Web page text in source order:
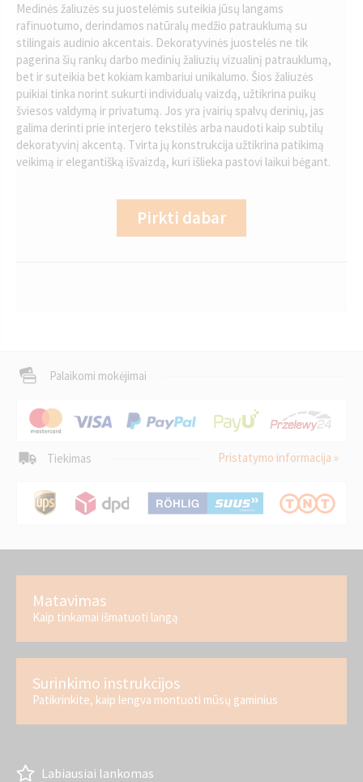
Medinės žaliuzės su juostelėmis suteikia jūsų langams
rafinuotumo, derindamos natūralų medžio patrauklumą su
stilingais audinio akcentais. Dekoratyvinės juostelės ne tik
pagerina šių rankų darbo medinių žaliuzių vizualinį patrauklumą,
bet ir suteikia bet kokiam kambariui unikalumo. Šios žaliuzės
puikiai tinka norint sukurti individualų vaizdą, užtikrina puikų
šviesos valdymą ir privatumą. Jos yra įvairių spalvų derinių, jas
galima derinti prie interjero tekstilės arba naudoti kaip subtilų
dekoratyvinį akcentą. Tvirta jų konstrukcija užtikrina patikimą
veikimą ir elegantišką išvaizdą, kuri išlieka pastovi laikui bėgant.
Pirkti dabar
Palaikomi mokėjimai
Tiekimas Pristatymo informacija »
Matavimas
Kaip tinkamai išmatuoti langą
Surinkimo instrukcijos
Patikrinkite, kaip lengva montuoti mūsų gaminius
Labiausiai lankomas